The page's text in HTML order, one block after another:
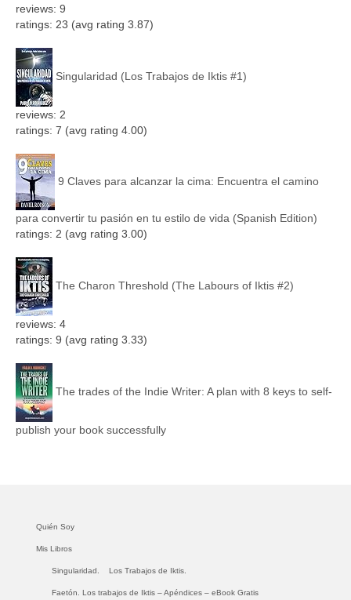
reviews: 9
ratings: 23 (avg rating 3.87)
Singularidad (Los Trabajos de Iktis #1)
reviews: 2
ratings: 7 (avg rating 4.00)
9 Claves para alcanzar la cima: Encuentra el camino
para convertir tu pasión en tu estilo de vida (Spanish Edition)
ratings: 2 (avg rating 3.00)
The Charon Threshold (The Labours of Iktis #2)
reviews: 4
ratings: 9 (avg rating 3.33)
The trades of the Indie Writer: A plan with 8 keys to self-
publish your book successfully
Quién Soy
Mis Libros
Singularidad. Los Trabajos de Iktis.
Faetón. Los trabajos de Iktis – Apéndices – eBook Gratis